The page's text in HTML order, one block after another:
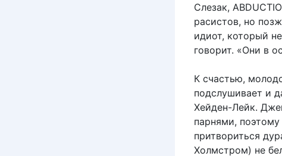
Слезак,
расистов, но
идиот, который
говорит. «Они в
К счастью,
подслушивает и
Хейден-Лейк.
парнями,
притвориться
Холмстром) не